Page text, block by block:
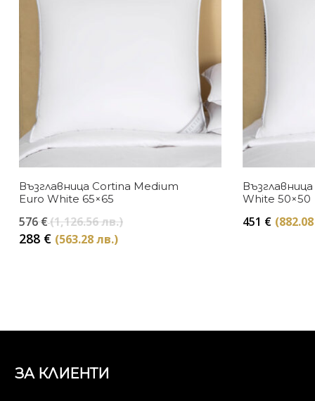
Възглавница Cortina Medium
Euro White 65×65
576€(1,126.56 лв.)Original
288 € (563.28 лв.)Текущата
White 50×50
451 €
ЗА КЛИЕНТИ